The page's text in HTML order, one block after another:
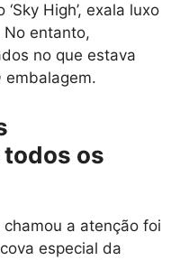
High’, exala luxo
No entanto,
​​no que estava
embalagem.
os
a atenção foi
especial da